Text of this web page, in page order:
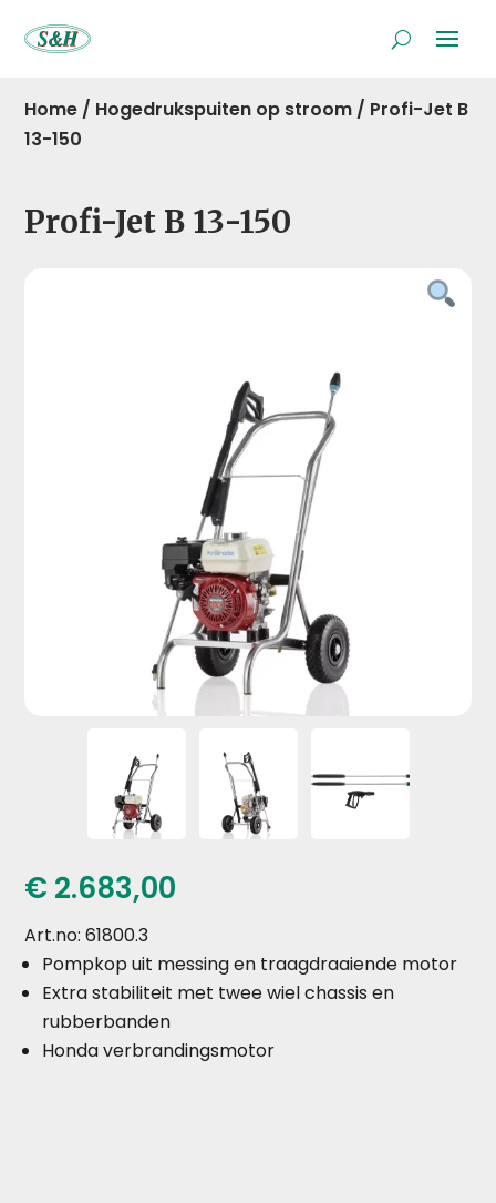
Home / Hogedrukspuiten op stroom / Profi-Jet B
13-150
Profi-Jet B 13-150
€ 2.683,00
Art.no: 61800.3
Pompkop uit messing en traagdraaiende motor
Extra stabiliteit met twee wiel chassis en
rubberbanden
Honda verbrandingsmotor